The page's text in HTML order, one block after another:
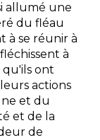
allumé une
du fléau
à se réunir à
à
qu'ils ont
actions
et du
et de la
de